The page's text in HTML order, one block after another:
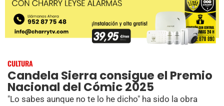
CULTURA
Candela Sierra consigue el Premio
Nacional del Cómic 2025
"Lo sabes aunque no te lo he dicho" ha sido la obra